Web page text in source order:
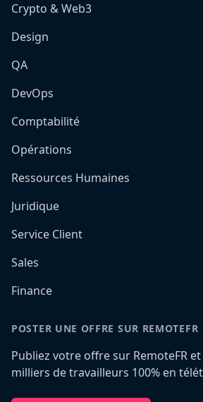
Crypto & Web3
Design
QA
DevOps
Comptabilité
Opérations
Ressources Humaines
Juridique
Service Client
Sales
Finance
POSTER UNE OFFRE SUR REMOTEFR
Publiez votre offre sur RemoteFR
milliers de travailleurs 100% en